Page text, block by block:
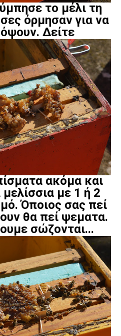
το μέλι τη
όρμησαν για να
Δείτε
ακόμα και
με 1 ή 2
Όποιος σας πεί
θα πεί ψεματα.
σώζονται...